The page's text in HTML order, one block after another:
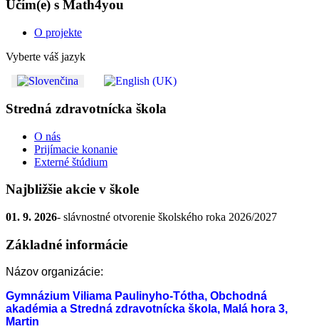
Učím(e) s Math4you
O projekte
Vyberte váš jazyk
Stredná zdravotnícka škola
O nás
Prijímacie konanie
Externé štúdium
Najbližšie akcie v škole
01. 9. 2026- slávnostné otvorenie školského roka 2026/2027
Základné informácie
Názov organizácie:
Gymnázium Viliama Paulinyho-Tótha, Obchodná
akadémia a Stredná zdravotnícka škola, Malá hora 3,
Martin